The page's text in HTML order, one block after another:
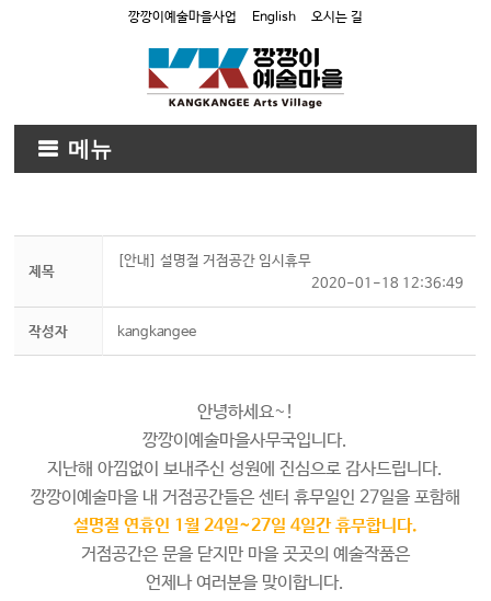
깡깡이예술마을사업 English 오시는 길
메뉴
제목
[안내] 설명절 거점공간 임시휴무
2020-01-18 12:36:49
작성자 kangkangee
안녕하세요~!
깡깡이예술마을사무국입니다.
지난해 아낌없이 보내주신 성원에 진심으로 감사드립니다.
깡깡이예술마을 내 거점공간들은 센터 휴무일인 27일을 포함해
설명절 연휴인 1월 24일~27일 4일간 휴무합니다.
거점공간은 문을 닫지만 마을 곳곳의 예술작품은
언제나 여러분을 맞이합니다.